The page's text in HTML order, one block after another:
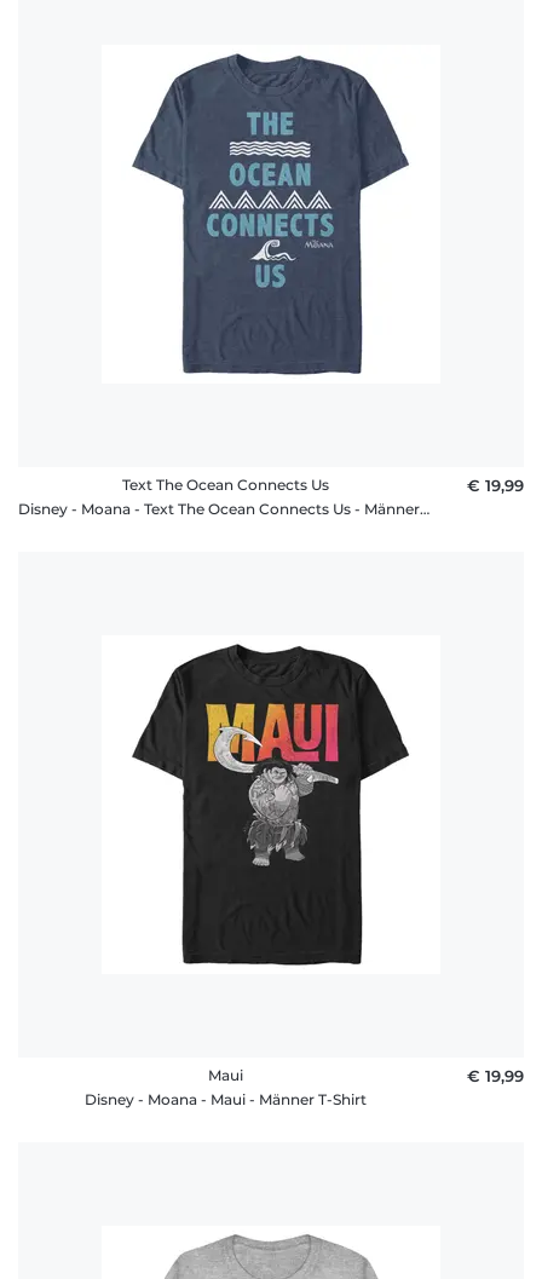
Text The Ocean Connects Us
Disney - Moana - Text The Ocean Connects Us - Männer T-Shirt
€ 19,99
Maui
Disney - Moana - Maui - Männer T-Shirt
€ 19,99